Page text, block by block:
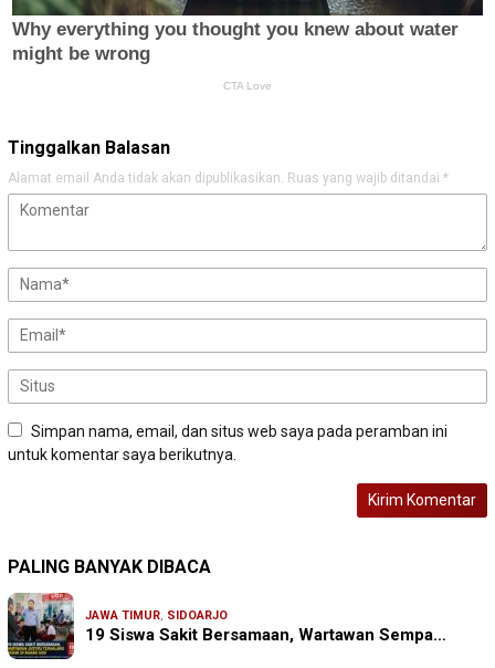
Tinggalkan Balasan
Alamat email Anda tidak akan dipublikasikan. Ruas yang wajib ditandai *
Simpan nama, email, dan situs web saya pada peramban ini
untuk komentar saya berikutnya.
PALING BANYAK DIBACA
JAWA TIMUR, SIDOARJO
19 Siswa Sakit Bersamaan, Wartawan Sempa…